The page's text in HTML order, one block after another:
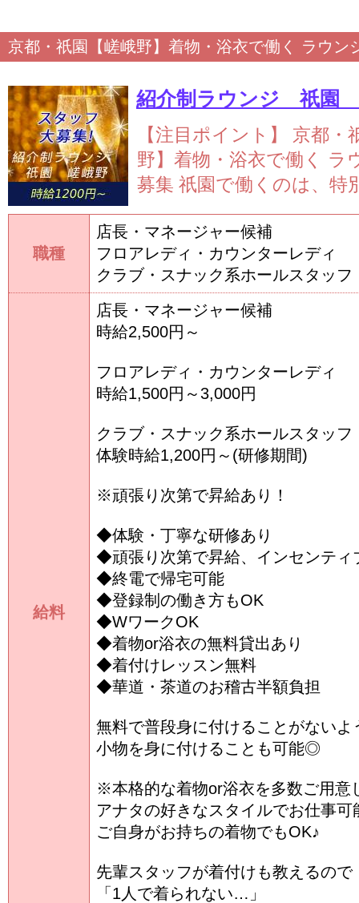
京都・祇園【嵯峨野】着物・浴衣で働く ラウン
紹介制ラウンジ 祇園
職種
店長・マネージャー候補
フロアレディ・カウンターレディ
クラブ・スナック系ホールスタッフ
給料
店長・マネージャー候補
時給2,500円～
フロアレディ・カウンターレディ
時給1,500円～3,000円
クラブ・スナック系ホールスタッフ
体験時給1,200円～(研修期間)
※頑張り次第で昇給あり！
◆体験・丁寧な研修あり
◆頑張り次第で昇給、インセンティ
◆終電で帰宅可能
◆登録制の働き方もOK
◆WワークOK
◆着物or浴衣の無料貸出あり
◆着付けレッスン無料
◆華道・茶道のお稽古半額負担
無料で普段身に付けることがないよ
小物を身に付けることも可能◎
※本格的な着物or浴衣を多数ご用意
アナタの好きなスタイルでお仕事可
ご自身がお持ちの着物でもOK♪
先輩スタッフが着付けも教えるので
「1人で着られない…」
【注目ポイント】
京都・
野】着物・浴衣で働く ラ
募集 祇園で働くのは、特